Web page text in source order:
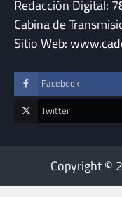
Redacción Digital:
Cabina de
Sitio Web:
Facebook
Twitter